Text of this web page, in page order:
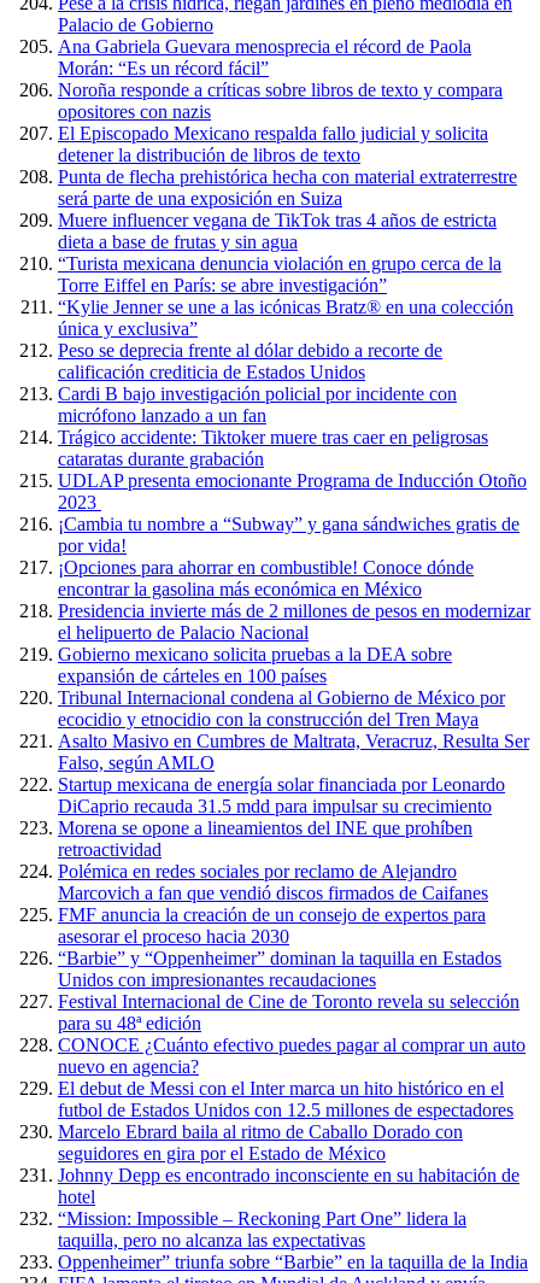
Palacio de Gobierno
Ana Gabriela Guevara menosprecia el récord de Paola
Morán: “Es un récord fácil”
Noroña responde a críticas sobre libros de texto y compara
opositores con nazis
El Episcopado Mexicano respalda fallo judicial y solicita
detener la distribución de libros de texto
Punta de flecha prehistórica hecha con material extraterrestre
será parte de una exposición en Suiza
Muere influencer vegana de TikTok tras 4 años de estricta
dieta a base de frutas y sin agua
“Turista mexicana denuncia violación en grupo cerca de la
Torre Eiffel en París: se abre investigación”
“Kylie Jenner se une a las icónicas Bratz® en una colección
única y exclusiva”
Peso se deprecia frente al dólar debido a recorte de
calificación crediticia de Estados Unidos
Cardi B bajo investigación policial por incidente con
micrófono lanzado a un fan
Trágico accidente: Tiktoker muere tras caer en peligrosas
cataratas durante grabación
UDLAP presenta emocionante Programa de Inducción Otoño
2023
¡Cambia tu nombre a “Subway” y gana sándwiches gratis de
por vida!
¡Opciones para ahorrar en combustible! Conoce dónde
encontrar la gasolina más económica en México
Presidencia invierte más de 2 millones de pesos en modernizar
el helipuerto de Palacio Nacional
Gobierno mexicano solicita pruebas a la DEA sobre
expansión de cárteles en 100 países
Tribunal Internacional condena al Gobierno de México por
ecocidio y etnocidio con la construcción del Tren Maya
Asalto Masivo en Cumbres de Maltrata, Veracruz, Resulta Ser
Falso, según AMLO
Startup mexicana de energía solar financiada por Leonardo
DiCaprio recauda 31.5 mdd para impulsar su crecimiento
Morena se opone a lineamientos del INE que prohíben
retroactividad
Polémica en redes sociales por reclamo de Alejandro
Marcovich a fan que vendió discos firmados de Caifanes
FMF anuncia la creación de un consejo de expertos para
asesorar el proceso hacia 2030
“Barbie” y “Oppenheimer” dominan la taquilla en Estados
Unidos con impresionantes recaudaciones
Festival Internacional de Cine de Toronto revela su selección
para su 48ª edición
CONOCE ¿Cuánto efectivo puedes pagar al comprar un auto
nuevo en agencia?
El debut de Messi con el Inter marca un hito histórico en el
futbol de Estados Unidos con 12.5 millones de espectadores
Marcelo Ebrard baila al ritmo de Caballo Dorado con
seguidores en gira por el Estado de México
Johnny Depp es encontrado inconsciente en su habitación de
hotel
“Mission: Impossible – Reckoning Part One” lidera la
taquilla, pero no alcanza las expectativas
Oppenheimer” triunfa sobre “Barbie” en la taquilla de la India